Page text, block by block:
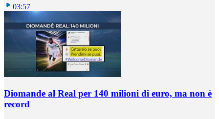
03:57
Diomande al Real per 140 milioni di euro, ma non è
record